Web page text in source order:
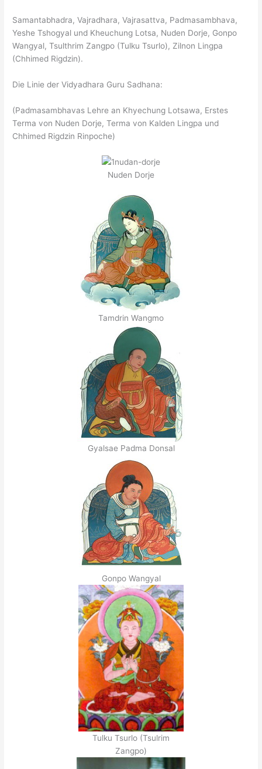
Samantabhadra, Vajradhara, Vajrasattva, Padmasambhava,
Yeshe Tshogyal und Kheuchung Lotsa, Nuden Dorje, Gonpo
Wangyal, Tsulthrim Zangpo (Tulku Tsurlo), Zilnon Lingpa
(Chhimed Rigdzin).
Die Linie der Vidyadhara Guru Sadhana:
(Padmasambhavas Lehre an Khyechung Lotsawa, Erstes
Terma von Nuden Dorje, Terma von Kalden Lingpa und
Chhimed Rigdzin Rinpoche)
Nuden Dorje
Tamdrin Wangmo
Gyalsae Padma Donsal
Gonpo Wangyal
Tulku Tsurlo (Tsulrim
Zangpo)